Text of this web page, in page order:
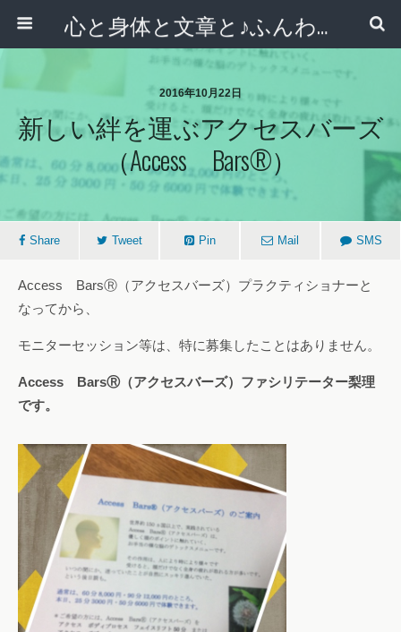
心と身体と文章と♪ふんわりシンプルライフ講座 【西宮・宝塚】
2016年10月22日
新しい絆を運ぶアクセスバーズ
（Access Bars®）
Share Tweet Pin Mail SMS
Access BarsⓇ（アクセスバーズ）プラクティショナーと
なってから、
モニターセッション等は、特に募集したことはありません。
Access BarsⓇ（アクセスバーズ）ファシリテーター梨理
です。